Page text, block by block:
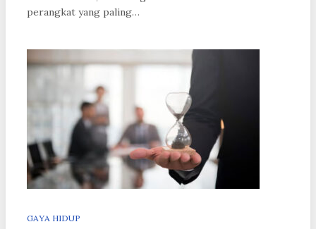
perangkat yang paling…
GAYA HIDUP